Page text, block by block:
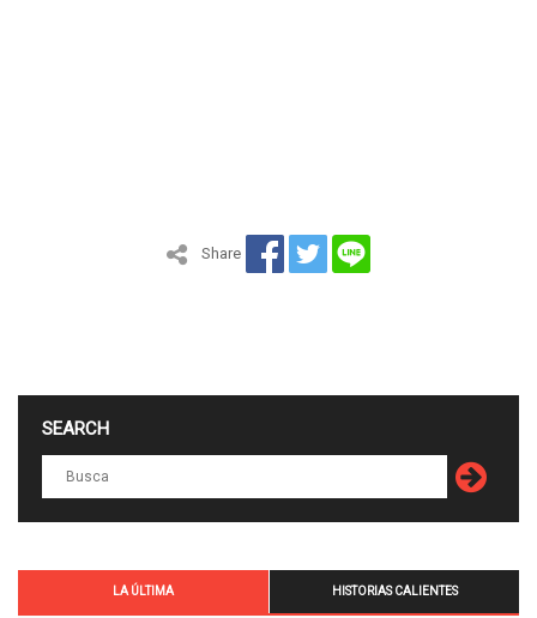
Share
SEARCH
LA ÚLTIMA HISTORIAS CALIENTES